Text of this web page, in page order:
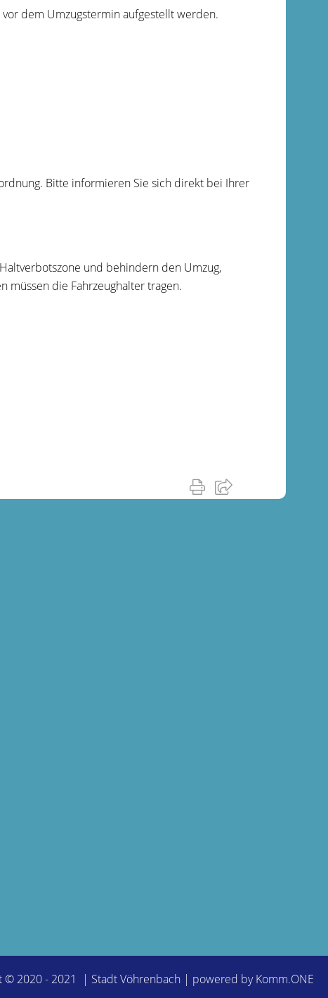
dem Umzugstermin aufgestellt werden.
Bitte informieren Sie sich direkt bei Ihrer
und behindern den Umzug,
müssen die Fahrzeughalter tragen.
© 2020 - 2021 | Stadt Vöhrenbach | powered byKomm.ONE